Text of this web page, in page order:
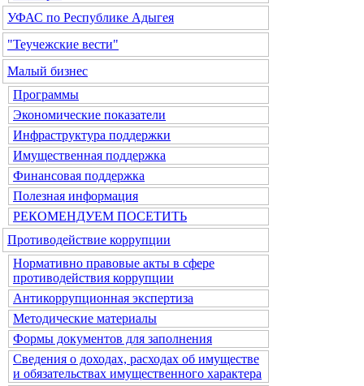
УФАС по Республике Адыгея
"Теучежские вести"
Малый бизнес
Программы
Экономические показатели
Инфраструктура поддержки
Имущественная поддержка
Финансовая поддержка
Полезная информация
РЕКОМЕНДУЕМ ПОСЕТИТЬ
Противодействие коррупции
Нормативно правовые акты в сфере
противодействия коррупции
Антикоррупционная экспертиза
Методические материалы
Формы документов для заполнения
Сведения о доходах, расходах об имуществе
и обязательствах имущественного характера